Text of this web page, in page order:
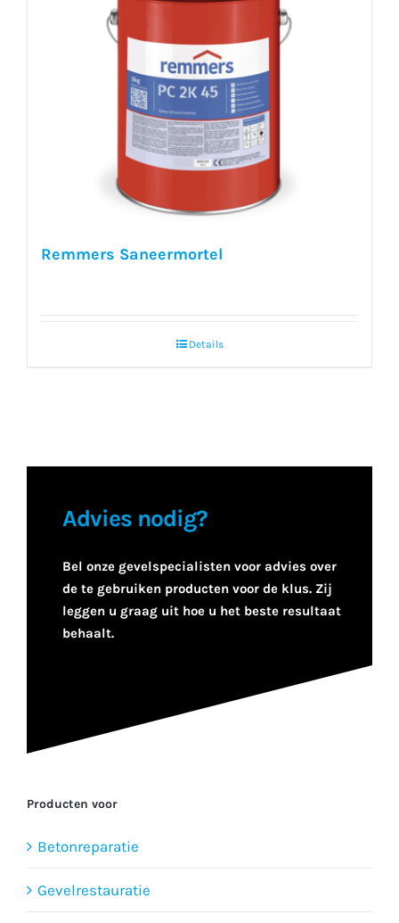
Remmers Saneermortel
Details
Advies nodig?
Bel onze gevelspecialisten voor advies over
de te gebruiken producten voor de klus. Zij
leggen u graag uit hoe u het beste resultaat
behaalt.
Producten voor
Betonreparatie
Gevelrestauratie